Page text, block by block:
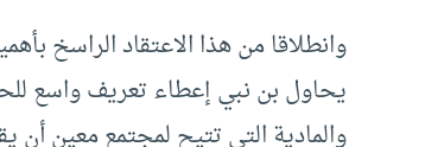
وانطلاقا من هذا الاعتقاد الراسخ
يحاول بن نبي إعطاء تعريف واسع
والمادية التي تتيح لمجتمع معين